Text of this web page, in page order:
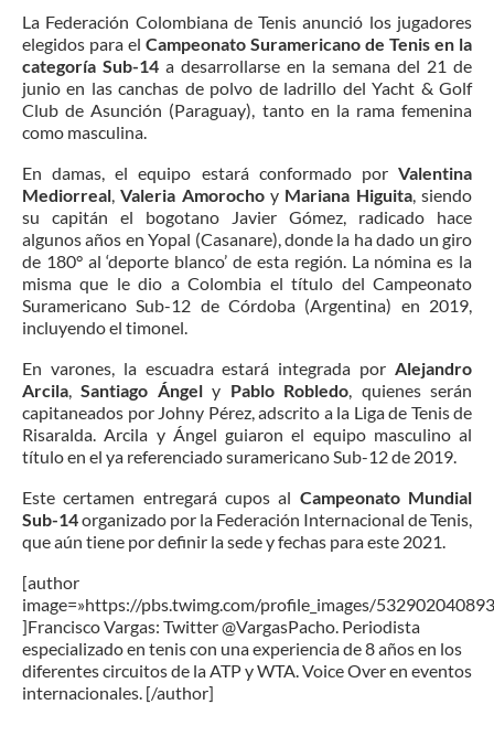
La Federación Colombiana de Tenis anunció los jugadores
elegidos para el Campeonato Suramericano de Tenis en la
categoría Sub-14 a desarrollarse en la semana del 21 de
junio en las canchas de polvo de ladrillo del Yacht & Golf
Club de Asunción (Paraguay), tanto en la rama femenina
como masculina.
En damas, el equipo estará conformado por Valentina
Mediorreal ,Valeria Amorochoy Mariana Higuita, siendo
su capitán el bogotano Javier Gómez, radicado hace
algunos años en Yopal (Casanare), donde la ha dado un giro
de 180° al ‘deporte blanco’ de esta región. La nómina es la
misma que le dio a Colombia el título del Campeonato
Suramericano Sub-12 de Córdoba (Argentina) en 2019,
incluyendo el timonel.
En varones, la escuadra estará integrada por Alejandro
Arcila ,Santiago Ángely Pablo Robledo , quienes serán
capitaneados por Johny Pérez, adscrito a la Liga de Tenis de
Risaralda. Arcila y Ángel guiaron el equipo masculino al
título en el ya referenciado suramericano Sub-12 de 2019.
Este certamen entregará cupos al Campeonato Mundial
Sub-14organizado por la Federación Internacional de Tenis,
que aún tiene por definir la sede y fechas para este 2021.
[author
image=»https://pbs.twimg.com/profile_images/
]Francisco Vargas: Twitter @VargasPacho. Periodista
especializado en tenis con una experiencia de 8 años en los
diferentes circuitos de la ATP y WTA. Voice Over en eventos
internacionales. [/author]